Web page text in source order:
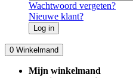
Wachtwoord vergeten?
Nieuwe klant?
Log in
0 Winkelmand
Mijn winkelmand